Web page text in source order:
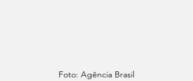
Foto: Agência Brasil